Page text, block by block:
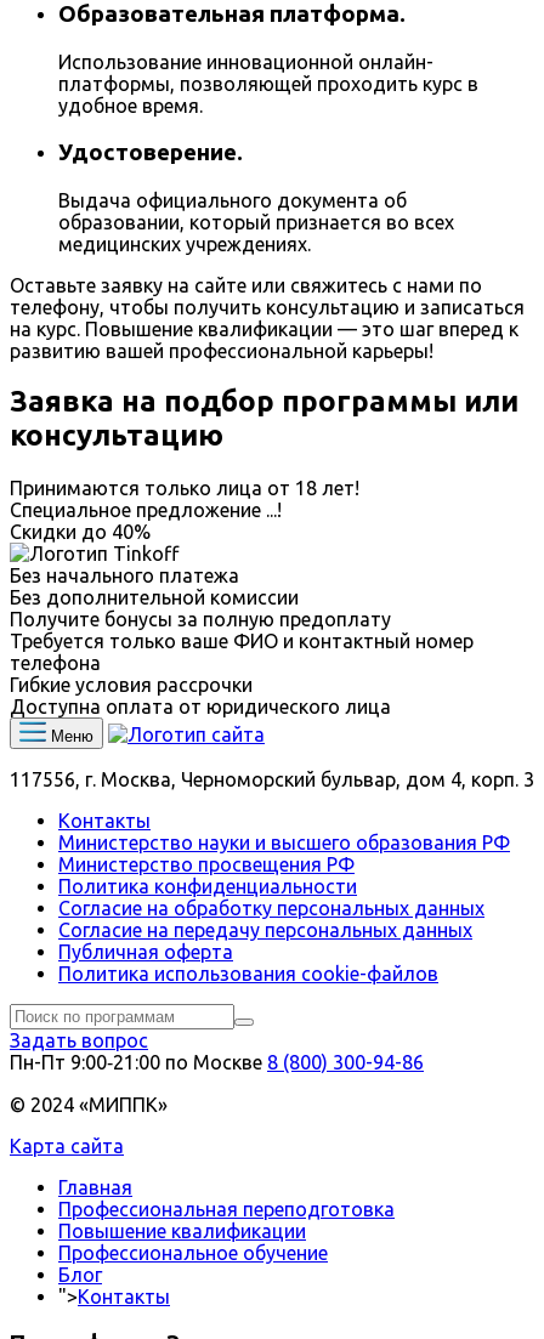
Образовательная платформа.
Использование инновационной онлайн-
платформы, позволяющей проходить курс в
удобное время.
Удостоверение.
Выдача официального документа об
образовании, который признается во всех
медицинских учреждениях.
Оставьте заявку на сайте или свяжитесь с нами по
телефону, чтобы получить консультацию и записаться
на курс. Повышение квалификации — это шаг вперед к
развитию вашей профессиональной карьеры!
Заявка на подбор программы или
консультацию
Принимаются только лица от 18 лет!
Специальное предложение ...!
Скидки до 40%
Без начального платежа
Без дополнительной комиссии
Получите бонусы за полную предоплату
Требуется только ваше ФИО и контактный номер
телефона
Гибкие условия рассрочки
Доступна оплата от юридического лица
Меню
117556, г. Москва, Черноморский бульвар, дом 4, корп. 3
Контакты
Министерство науки и высшего образования РФ
Министерство просвещения РФ
Политика конфиденциальности
Согласие на обработку персональных данных
Согласие на передачу персональных данных
Публичная оферта
Политика использования сookie-файлов
Задать вопрос
Пн-Пт 9:00‑21:00 по Москве 8 (800) 300-94-86
© 2024 «МИППК»
Карта сайта
Главная
Профессиональная переподготовка
Повышение квалификации
Профессиональное обучение
Блог
">Контакты